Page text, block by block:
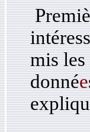
mis les
donnée